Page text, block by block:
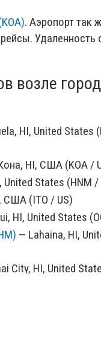
. Аэропорт так
Удаленность
возле
HI, United States
HI, США (KOA /
United States (HNM /
США (ITO / US)
HI, United States
— Lahaina, HI,
City, HI, United